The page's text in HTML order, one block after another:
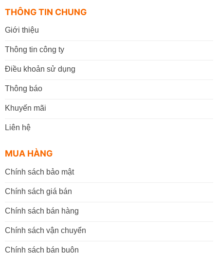
THÔNG TIN CHUNG
Giới thiệu
Thông tin công ty
Điều khoản sử dụng
Thông báo
Khuyến mãi
Liên hệ
MUA HÀNG
Chính sách bảo mật
Chính sách giá bán
Chính sách bán hàng
Chính sách vận chuyển
Chính sách bán buôn